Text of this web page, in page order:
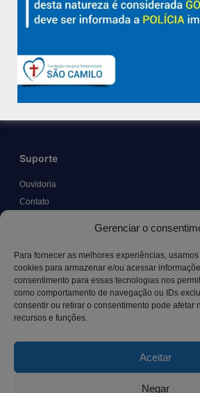
Gerenciar o
Para fornecer as melhores experiências,
cookies para armazenar e/ou acessar
consentimento para essas tecnologias nos
como comportamento de navegação ou IDs
consentir ou retirar o consentimento pode afetar
recursos e funções.
Aceitar
Negar
Sobre
Diretorias
Políticas e Normas
Trabalhe Conosco
Suporte
Ouvidoria
Contato
Canal LGPD e Segurança da Informação
Contato